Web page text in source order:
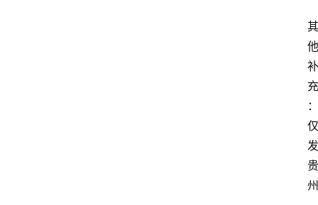
其
他
补
充
：
仅
发
贵
州